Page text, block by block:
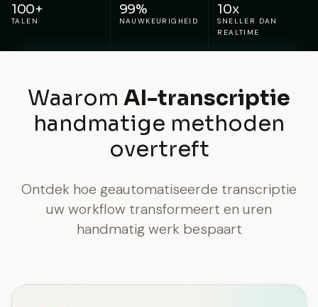
100+
TALEN
99%
NAUWKEURIGHEID
10x
SNELLER DAN
REALTIME
Waarom AI-transcriptie
handmatige methoden
overtreft
Ontdek hoe geautomatiseerde transcriptie
uw workflow transformeert en uren
handmatig werk bespaart